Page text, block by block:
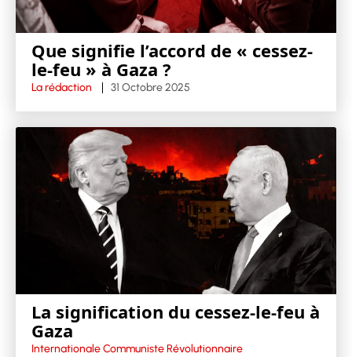
Que signifie l’accord de « cessez-
le-feu » à Gaza ?
La rédaction 31 Octobre 2025
La signification du cessez-le-feu à
Gaza
Internationale Communiste Révolutionnaire